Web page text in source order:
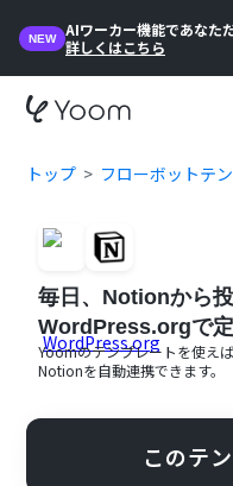
NEW
AIワーカー機能であなた
詳しくはこちら
トップ フローボットテ
毎日、Notionから
WordPress.orgで
Yoomのテンプレートを使え
Notionを自動連携できます。
このテ